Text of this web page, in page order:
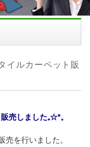
イルカーペット販
売しました₊☆*。
売を行いました。